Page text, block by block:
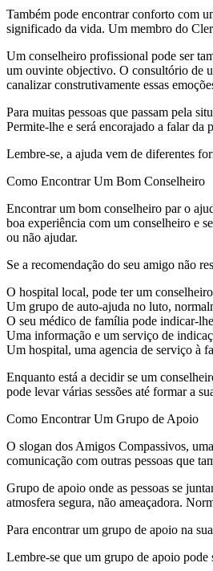
Também pode encontrar conforto com
significado da vida. Um membro do
Um conselheiro profissional pode ser
um ouvinte objectivo. O consultório de
canalizar construtivamente essas
Para muitas pessoas que passam pela
Permite-lhe e será encorajado a falar da
Lembre-se, a ajuda vem de diferentes
Como Encontrar Um Bom Conselheiro
Encontrar um bom conselheiro par o
boa experiência com um conselheiro e
ou não ajudar.
Se a recomendação do seu amigo não
O hospital local, pode ter um
Um grupo de auto-ajuda no luto,
O seu médico de família pode indicar-
Uma informação e um serviço de
Um hospital, uma agencia de serviço à
Enquanto está a decidir se um
pode levar várias sessões até formar a
Como Encontrar Um Grupo de Apoio
O slogan dos Amigos Compassivos,
comunicação com outras pessoas que
Grupo de apoio onde as pessoas se
atmosfera segura, não ameaçadora.
Para encontrar um grupo de apoio na
Lembre-se que um grupo de apoio pode